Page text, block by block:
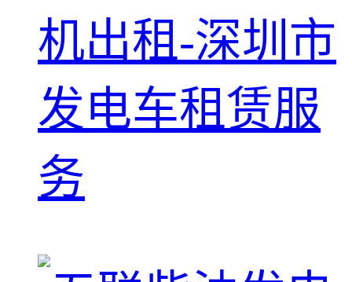
机出租-深圳市
发电车租赁服
务